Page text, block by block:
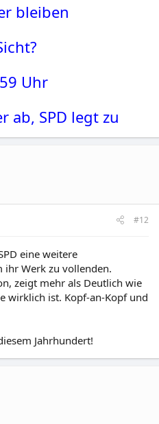
bleiben
Uhr
ab, SPD legt zu
#12
eine weitere
ihr Werk zu vollenden.
zeigt mehr als Deutlich wie
wirklich ist. Kopf-an-Kopf und
Jahrhundert!